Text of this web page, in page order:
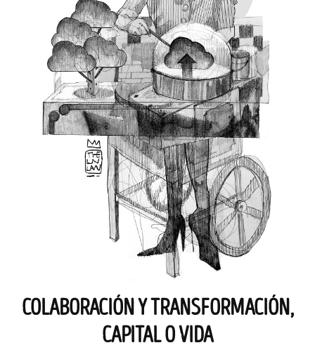
COLABORACIÓN Y TRANSFORMACIÓN,
CAPITAL O VIDA